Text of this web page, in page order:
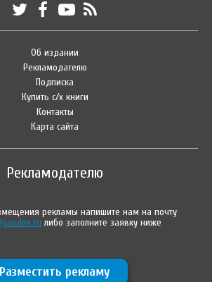
Об издании
Рекламодателю
Подписка
Купить с/х книги
Контакты
Карта сайта
Рекламодателю
рекламы напишите нам на почту
либо заполните заявку ниже
Разместить рекламу